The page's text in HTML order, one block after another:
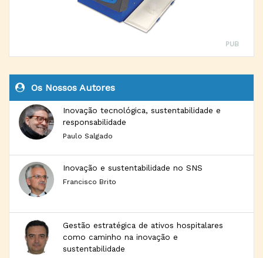
PUB
Os Nossos Autores
Inovação tecnológica, sustentabilidade e
responsabilidade
Paulo Salgado
Inovação e sustentabilidade no SNS
Francisco Brito
Gestão estratégica de ativos hospitalares
como caminho na inovação e
sustentabilidade